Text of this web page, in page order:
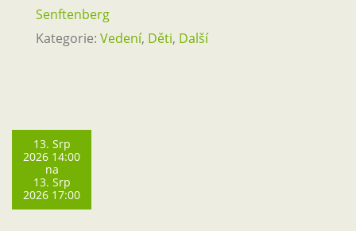
Senftenberg
Kategorie: Vedení, Děti, Další
13. Srp
2026 14:00
na
13. Srp
2026 17:00